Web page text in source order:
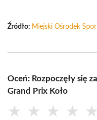
Źródło: Miejski Ośrodek
Oceń: Rozpoczęły się
Grand Prix Koło
★ ★ ★ ★ ★